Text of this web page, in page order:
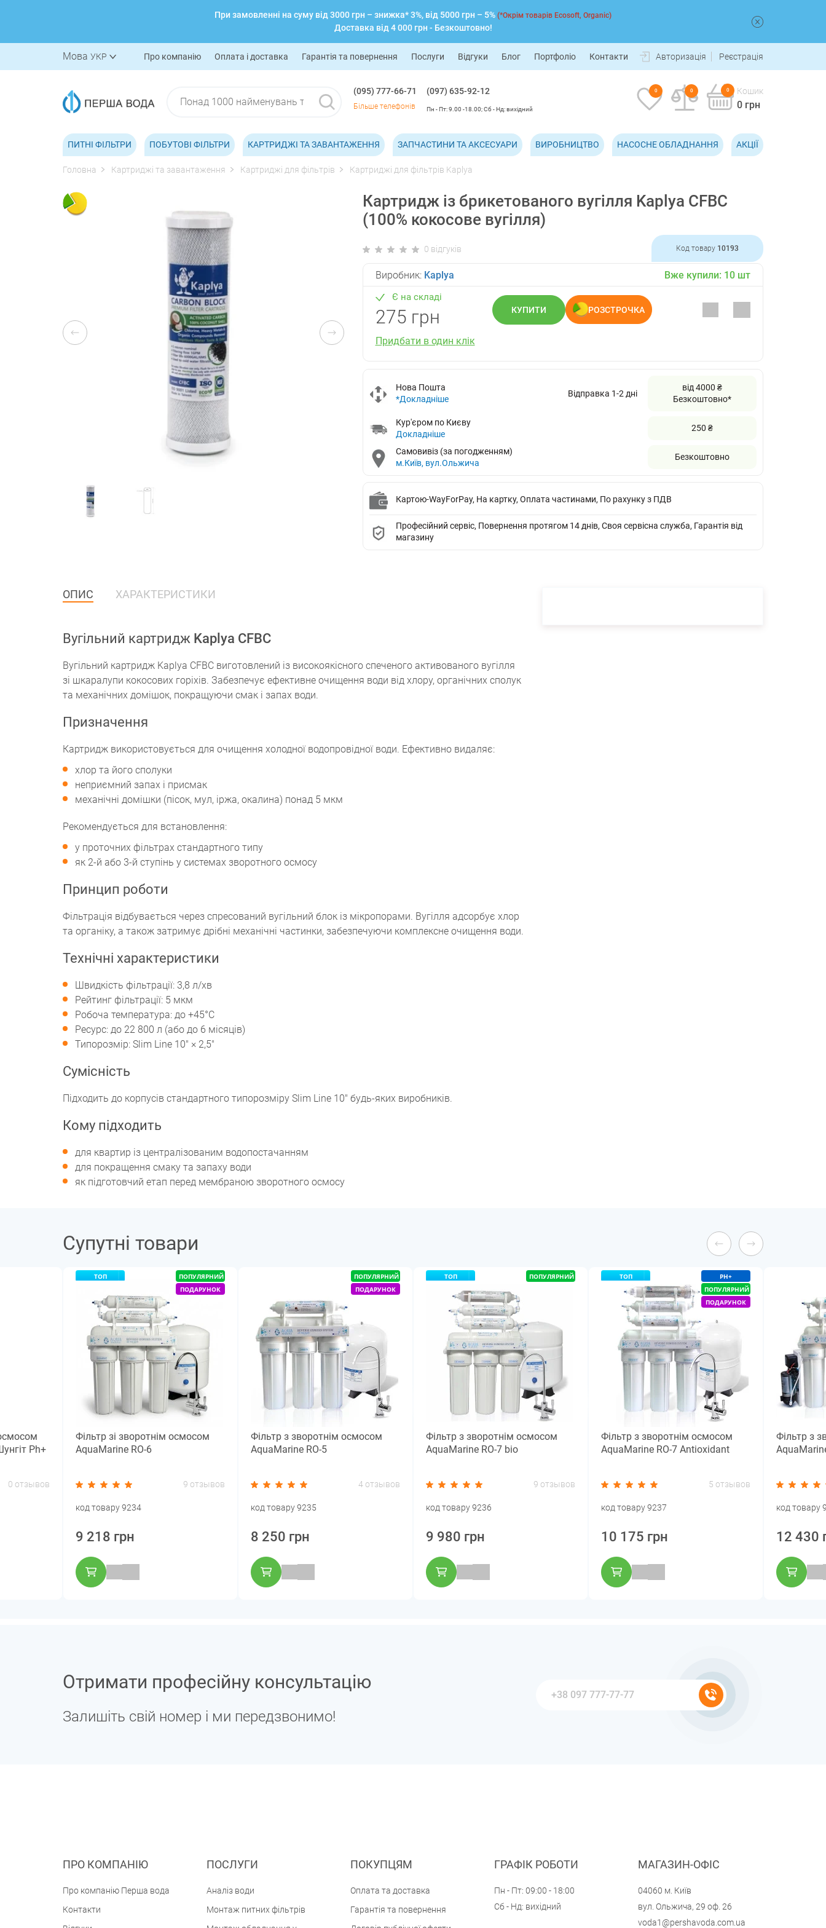
При замовленні на суму від 3000 грн – знижка* 3%, від 5000 грн – 5% (*Окрім товарів Ecosoft, Organic)
Доставка від 4 000 грн - Безкоштовно!
Мова УКР Про компанію Оплата і доставка Гарантія та повернення Послуги Відгуки Блог Портфоліо Контакти Авторизація Реєстрація
(095) 777-66-71
Більше телефонів
(097) 635-92-12
Пн - Пт: 9.00 -18.00; Сб - Нд: вихідний
0 0 0 Кошик
0 грн
ПИТНІ ФІЛЬТРИ ПОБУТОВІ ФІЛЬТРИ КАРТРИДЖІ ТА ЗАВАНТАЖЕННЯ ЗАПЧАСТИНИ ТА АКСЕСУАРИ ВИРОБНИЦТВО НАСОСНЕ ОБЛАДНАННЯ АКЦІЇ
Головна Картриджі та завантаження Картриджі для фільтрів Картриджі для фільтрів Kaplya
Картридж із брикетованого вугілля Kaplya CFBC
(100% кокосове вугілля)
0 відгуків Код товару 10193
Виробник: Kaplya Вже купили: 10 шт
Є на складі
275 грн КУПИТИ РОЗСТРОЧКА
Придбати в один клік
Нова Пошта
*Докладніше
Відправка 1-2 дні
від 4000 ₴
Безкоштовно*
Кур'єром по Києву
Докладніше
250 ₴
Самовивіз (за погодженням)
м.Київ, вул.Ольжича
Безкоштовно
Картою-WayForPay, На картку, Оплата частинами, По рахунку з ПДВ
Професійний сервіс, Повернення протягом 14 днів, Своя сервісна служба, Гарантія від
магазину
ОПИС ХАРАКТЕРИСТИКИ
Вугільний картридж Kaplya CFBC
Вугільний картридж Kaplya CFBC виготовлений із високоякісного спеченого активованого вугілля
зі шкаралупи кокосових горіхів. Забезпечує ефективне очищення води від хлору, органічних сполук
та механічних домішок, покращуючи смак і запах води.
Призначення
Картридж використовується для очищення холодної водопровідної води. Ефективно видаляє:
хлор та його сполуки
неприємний запах і присмак
механічні домішки (пісок, мул, іржа, окалина) понад 5 мкм
Рекомендується для встановлення:
у проточних фільтрах стандартного типу
як 2-й або 3-й ступінь у системах зворотного осмосу
Принцип роботи
Фільтрація відбувається через спресований вугільний блок із мікропорами. Вугілля адсорбує хлор
та органіку, а також затримує дрібні механічні частинки, забезпечуючи комплексне очищення води.
Технічні характеристики
Швидкість фільтрації: 3,8 л/хв
Рейтинг фільтрації: 5 мкм
Робоча температура: до +45°C
Ресурс: до 22 800 л (або до 6 місяців)
Типорозмір: Slim Line 10" × 2,5"
Сумісність
Підходить до корпусів стандартного типорозміру Slim Line 10" будь-яких виробників.
Кому підходить
для квартир із централізованим водопостачанням
для покращення смаку та запаху води
як підготовчий етап перед мембраною зворотного осмосу
Супутні товари
Рh+
0 отзывов
ТОП
ПОПУЛЯРНИЙ
ПОДАРУНОК
Фільтр зі зворотнім осмосом
AquaMarine RO-6
9 отзывов
код товару 9234
9 218 грн
ПОПУЛЯРНИЙ
ПОДАРУНОК
Фільтр з зворотнім осмосом
AquaMarine RO-5
4 отзывов
код товару 9235
8 250 грн
ТОП ПОПУЛЯРНИЙ
Фільтр з зворотнім осмосом
AquaMarine RO-7 bio
9 отзывов
код товару 9236
9 980 грн
ТОП
PH+
ПОПУЛЯРНИЙ
ПОДАРУНОК
Фільтр з зворотнім осмосом
AquaMarine RO-7 Antioxidant
5 отзывов
код товару 9237
10 175 грн
Фільтр з
код товару
12 430
Отримати професійну консультацію
Залишіть свій номер і ми передзвонимо!
ПРО КОМПАНІЮ
Про компанію Перша вода
Контакти
ПОСЛУГИ
Аналіз води
Монтаж питних фільтрів
ПОКУПЦЯМ
Оплата та доставка
Гарантія та повернення
ГРАФІК РОБОТИ
Пн - Пт: 09:00 - 18:00
Сб - Нд: вихідний
МАГАЗИН-ОФІС
04060 м. Київ
вул. Ольжича, 29 оф. 26
voda1@pershavoda.com.ua